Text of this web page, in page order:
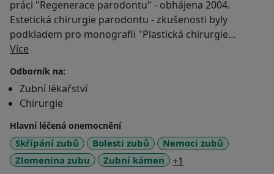
práci "Regenerace parodontu" - obhájena 2004.
Estetická chirurgie parodontu - zkušenosti byly
podkladem pro monografii "Plastická chirurgie
parodontu".
Zavedení kotevních implantátů do praxe v
mezioborové spolupráci s ortodoncií.
Zavedení autotransplantací zubů do praxe v České
republice. První autotransplantace provedena v roce
2001.
V současnosti 43 odborných článků, monografie
Plastická chirurgie parodontu, spoluautor skript pro
studenty zubního lékařství, autor více než 350
Více
Odborník na:
Zubní lékařství
Chirurgie
Hlavní léčená onemocnění
Skřípání zubů Bolesti zubů
Nemoci zubů
Zlomenina zubu
Zubní kámen +1